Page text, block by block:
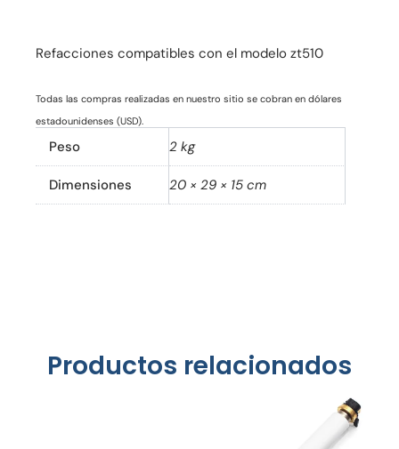
Refacciones compatibles con el modelo zt510
Todas las compras realizadas en nuestro sitio se cobran en dólares
estadounidenses (USD).
Peso 2 kg
Dimensiones 20 × 29 × 15 cm
Productos relacionados